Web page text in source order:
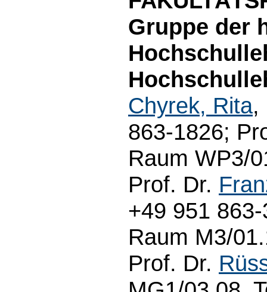
Gruppe der
Chyrek, Rita,
863-1826;
Raum WP3/
Prof. Dr.
+49 951
Raum M3/
Prof. Dr.